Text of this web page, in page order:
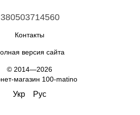
Контакты
версия сайта
© 2014—2026
магазин 100-matino
Укр Рус